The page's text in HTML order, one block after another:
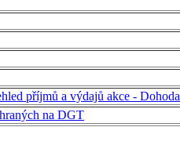
příjmů a výdajů akce -
na DGT